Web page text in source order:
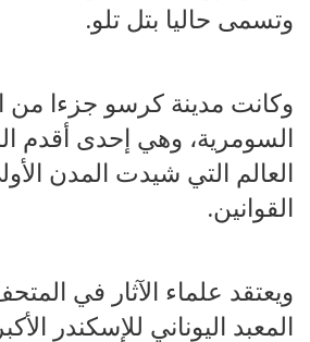
وتسمى حاليا بتل تلو.
وكانت مدينة كرسو جزءا من
السومرية، وهي إحدى أقدم
العالم التي شيدت المدن
القوانين.
ويعتقد علماء الآثار في
المعبد اليوناني للإسكندر